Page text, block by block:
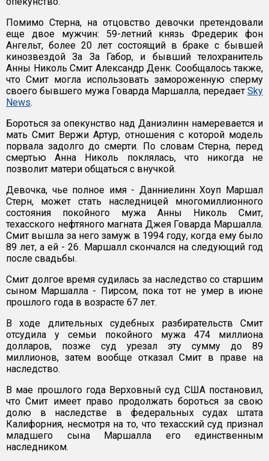
Помимо Стерна, на отцовство девочки претендовали
еще двое мужчин: 59-летний князь Фредерик фон
Ангельт, более 20 лет состоящий в браке с бывшей
кинозвездой За За Габор, и бывший телохранитель
Анны Николь Смит Александр Денк. Сообщалось также,
что Смит могла использовать замороженную сперму
своего бывшего мужа Говарда Маршалла, передает Sky
News.
Бороться за опекунство над Даниэлинн намеревается и
мать Смит Вержи Артур, отношения с которой модель
порвала задолго до смерти. По словам Стерна, перед
смертью Анна Николь поклялась, что никогда не
позволит матери общаться с внучкой.
Девочка, чье полное имя - Данниелинн Хоуп Маршал
Стерн, может стать наследницей многомиллионного
состояния покойного мужа Анны Николь Смит,
техасского нефтяного магната Джея Говарда Маршалла.
Смит вышла за него замуж в 1994 году, когда ему было
89 лет, а ей - 26. Маршалл скончался на следующий год
после свадьбы.
Смит долгое время судилась за наследство со старшим
сыном Маршалла - Пирсом, пока тот не умер в июне
прошлого года в возрасте 67 лет.
В ходе длительных судебных разбирательств Смит
отсудила у семьи покойного мужа 474 миллиона
долларов, позже суд урезал эту сумму до 89
миллионов, затем вообще отказал Смит в праве на
наследство.
В мае прошлого года Верховный суд США постановил,
что Смит имеет право продолжать бороться за свою
долю в наследстве в федеральных судах штата
Калифорния, несмотря на то, что техасский суд признал
младшего сына Маршалла его единственным
наследником.